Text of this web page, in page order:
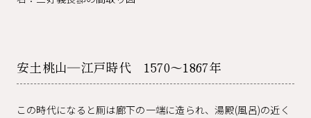
安土桃山―江戸時代 1570～1867年
この時代になると厠は廊下の一端に造られ、湯殿(風呂)の近く